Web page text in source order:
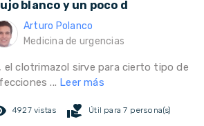
blanco y un poco d
Arturo Polanco
Medicina de urgencias
el clotrimazol sirve para cierto tipo de
... Leer más
4927 vistas volunteer_activism Útil para 7 persona(s)